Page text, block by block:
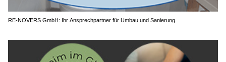
RE-NOVERS GmbH: Ihr Ansprechpartner für Umbau und Sanierung